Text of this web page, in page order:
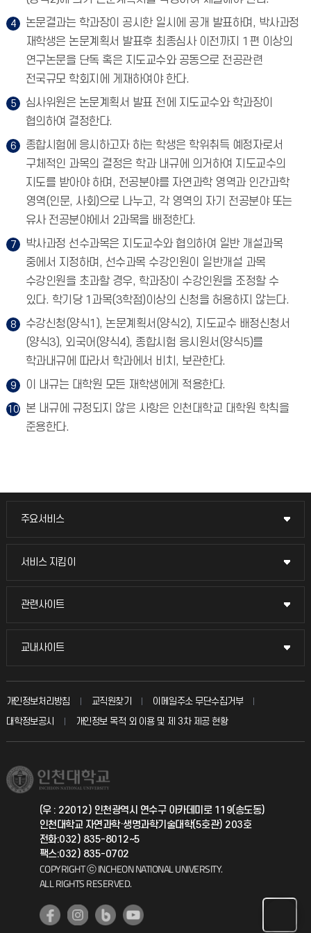
논문결과는 학과장이 공시한 일시에 공개 발표하며, 박사과정
재학생은 논문계획서 발표후 최종심사 이전까지 1편 이상의
연구논문을 단독 혹은 지도교수와 공동으로 전공관련
전국규모 학회지에 게재하여야 한다.
심사위원은 논문계획서 발표 전에 지도교수와 학과장이
협의하여 결정한다.
종합시험에 응시하고자 하는 학생은 학위취득 예정자로서
구체적인 과목의 결정은 학과 내규에 의거하여 지도교수의
지도를 받아야 하며, 전공분야를 자연과학 영역과 인간과학
영역(인문, 사회)으로 나누고, 각 영역의 자기 전공분야 또는
유사 전공분야에서 2과목을 배정한다.
박사과정 선수과목은 지도교수와 협의하여 일반 개설과목
중에서 지정하며, 선수과목 수강인원이 일반개설 과목
수강인원을 초과할 경우, 학과장이 수강인원을 조정할 수
있다. 학기당 1과목(3학점)이상의 신청을 허용하지 않는다.
수강신청(양식1), 논문계획서(양식2), 지도교수 배정신청서
(양식3), 외국어(양식4), 종합시험 응시원서(양식5)를
학과내규에 따라서 학과에서 비치, 보관한다.
이 내규는 대학원 모든 재학생에게 적용한다.
본 내규에 규정되지 않은 사항은 인천대학교 대학원 학칙을
준용한다.
주요서비스
주요서비스
교무회의방송
입학안내
취업정보(학생)
서비스 지킴이
서비스 지킴이
묻고 답하기
칭찬마당
학생서비스 지킴이
관련사이트
관련사이트
국방헬프콜
총동문회
교내사이트
교내사이트
교수회
교육혁신본부
국제지원과
공자아카데미
기초교육원
개인정보처리방침 교직원찾기
이메일주소 무단수집거부
대학정보공시
개인정보 목적 외 이용 및 제 3차 제공 현황
(우 : 22012) 인천광역시 연수구 아카데미로 119(송도동)
인천대학교 자연과학·생명과학기술대학(5호관) 203호
전화:032) 835-8012~5
팩스:032) 835-0702
COPYRIGHT ⓒ INCHEON NATIONAL UNIVERSITY.
ALL RIGHTS RESERVED.